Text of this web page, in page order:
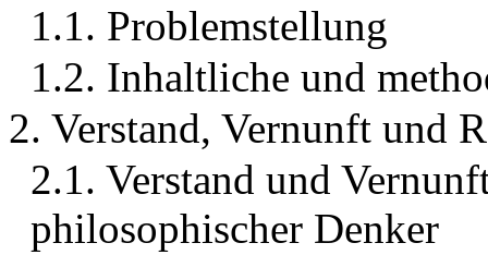
1.1. Problemstellung
1.2. Inhaltliche und
2. Verstand, Vernunft und
2.1. Verstand und
philosophischer Denker